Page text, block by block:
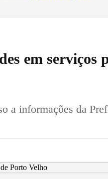
em serviços
a informações da